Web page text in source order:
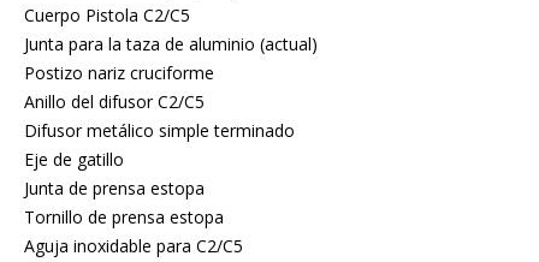
Cuerpo Pistola C2/C5
Junta para la taza de aluminio (actual)
Postizo nariz cruciforme
Anillo del difusor C2/C5
Difusor metálico simple terminado
Eje de gatillo
Junta de prensa estopa
Tornillo de prensa estopa
Aguja inoxidable para C2/C5